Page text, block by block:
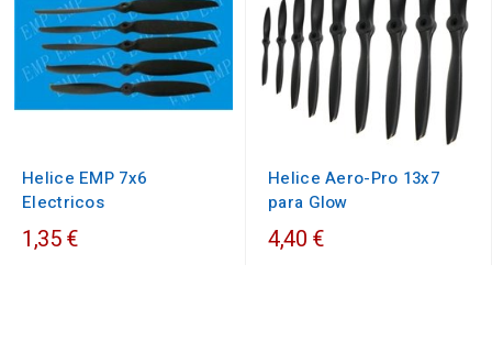
Helice EMP 7x6
Electricos
1,35 €
Helice Aero-Pro 13x7
para Glow
4,40 €